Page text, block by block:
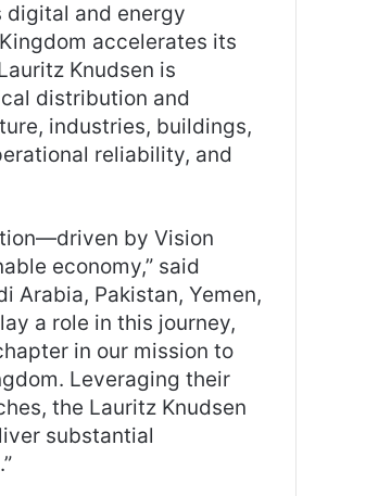
digital and energy
accelerates its
Knudsen is
distribution and
industries, buildings,
reliability, and
by Vision
economy,” said
Arabia, Pakistan, Yemen,
a role in this journey,
in our mission to
Leveraging their
the Lauritz Knudsen
substantial